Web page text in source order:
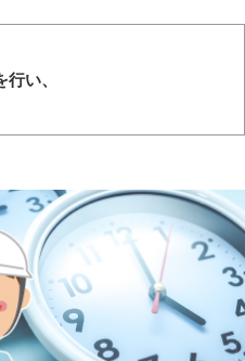
い、